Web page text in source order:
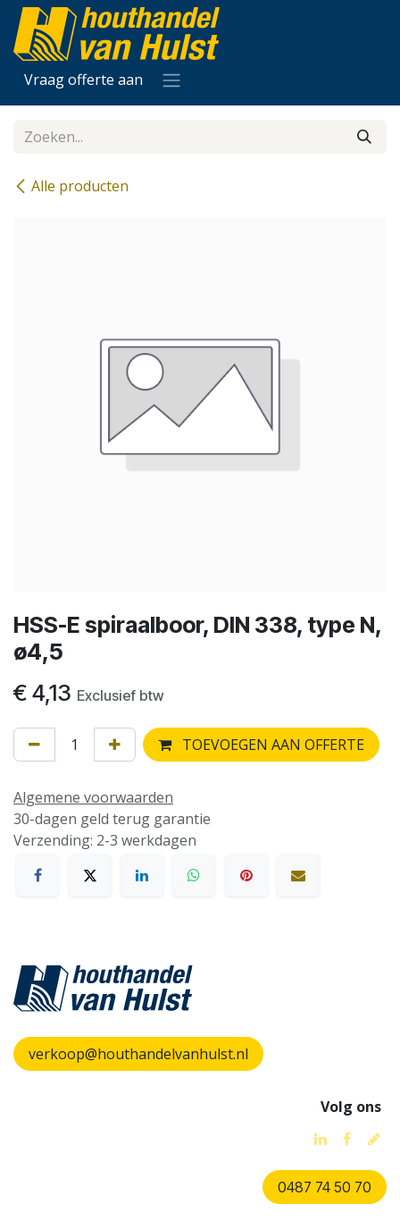
Overslaan naar inhoud
Vraag offerte aan
Alle producten
HSS-E spiraalboor, DIN 338, type N,
ø4,5
€ 4,13 Exclusief btw
TOEVOEGEN AAN OFFERTE
Algemene voorwaarden
30-dagen geld terug garantie
Verzending: 2-3 werkdagen
verkoop@houthandelvanhulst.nl
Volg ons
0487 74 50 70